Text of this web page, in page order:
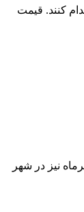
آن اقدام کنند. قیمت
به خوانندگی مهدی دارابی که کار تنظیم و ساخت آهنگ‌های آن را مهدی جهانی به عهده دارد، علاوه بر برگزاری کنسرت در شهرها و استان‌های دیگر روز دوشنبه ۲۴ تیرماه نیز در شهر